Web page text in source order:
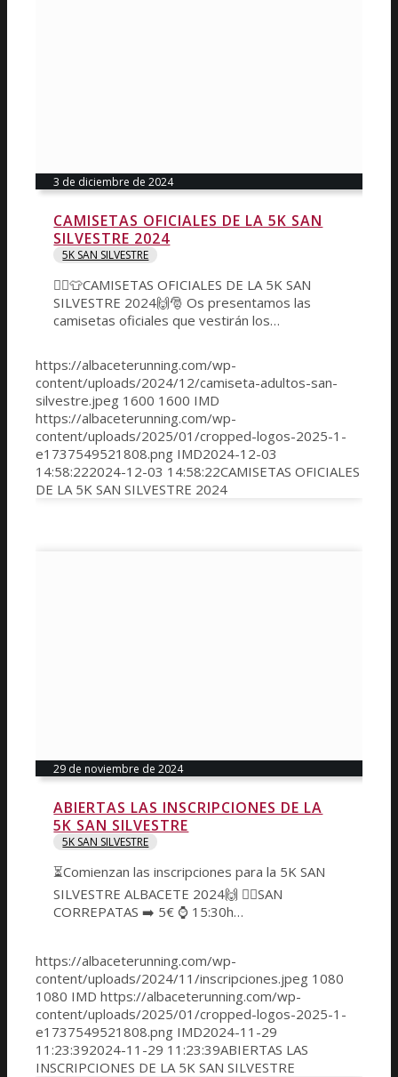
CAMISETAS OFICIALES DE LA 5K SAN
SILVESTRE 2024
5K SAN SILVESTRE
🏃‍♂️👕CAMISETAS OFICIALES DE LA 5K SAN
SILVESTRE 2024🙌🎅 Os presentamos las
camisetas oficiales que vestirán los…
3 de diciembre de 2024
https://albaceterunning.com/wp-
content/uploads/2024/12/camiseta-adultos-san-
silvestre.jpeg 1600 1600 IMD
https://albaceterunning.com/wp-
content/uploads/2025/01/cropped-logos-2025-1-
e1737549521808.png IMD2024-12-03
14:58:222024-12-03 14:58:22CAMISETAS OFICIALES
DE LA 5K SAN SILVESTRE 2024
ABIERTAS LAS INSCRIPCIONES DE LA
5K SAN SILVESTRE
5K SAN SILVESTRE
⏳️Comienzan las inscripciones para la 5K SAN
SILVESTRE ALBACETE 2024🙌 🐕‍🦺SAN
CORREPATAS ➡️ 5€ ⌚️ 15:30h…
29 de noviembre de 2024
https://albaceterunning.com/wp-
content/uploads/2024/11/inscripciones.jpeg 1080
1080 IMD https://albaceterunning.com/wp-
content/uploads/2025/01/cropped-logos-2025-1-
e1737549521808.png IMD2024-11-29
11:23:392024-11-29 11:23:39ABIERTAS LAS
INSCRIPCIONES DE LA 5K SAN SILVESTRE